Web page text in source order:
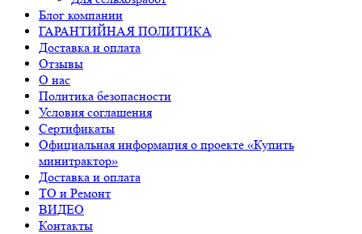
Блог компании
ГАРАНТИЙНАЯ ПОЛИТИКА
Доставка и оплата
Отзывы
О нас
Политика безопасности
Условия соглашения
Сертификаты
Официальная информация о проекте «Купить
минитрактор»
Доставка и оплата
ТО и Ремонт
ВИДЕО
Контакты